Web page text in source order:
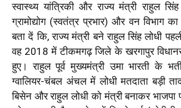
स्वास्थ्य यांत्रिकी और राज्य मंत्री राहुल
ग्रामोद्योग (स्वतंत्र प्रभार) और वन विभाग का
बता दें कि, राज्य मंत्री बने राहुल सिंह लोधी
वह 2018 में टीकमगढ़ जिले के खरगापुर
हुए। राहुल पूर्व मुख्यमंत्री उमा भारती के
ग्वालियर-चंबल अंचल में लोधी मतदाता बड़ी
बिसेन और राहुल लोधी को मंत्री बनाकर भाजपा